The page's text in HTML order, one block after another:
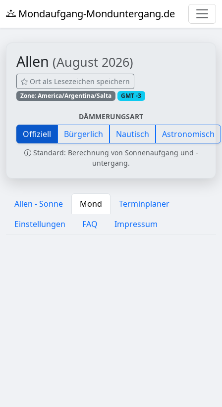
Mondaufgang-Monduntergang.de
Allen (August 2026)
Ort als Lesezeichen speichern
Zone: America/Argentina/Salta GMT -3
DÄMMERUNGSART
Offiziell Bürgerlich Nautisch Astronomisch
Standard: Berechnung von Sonnenaufgang und -
untergang.
Allen - Sonne Mond
Terminplaner
Einstellungen
FAQ Impressum